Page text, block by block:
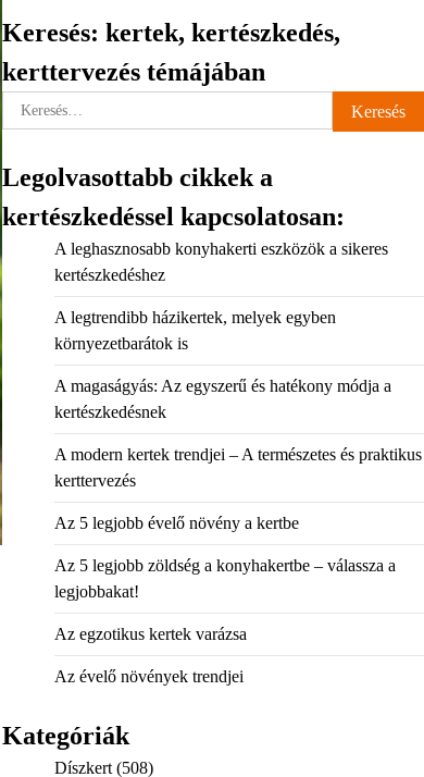
Keresés: kertek, kertészkedés,
kerttervezés témájában
Keresés:
Legolvasottabb cikkek a
kertészkedéssel kapcsolatosan:
A leghasznosabb konyhakerti eszközök a sikeres
kertészkedéshez
A legtrendibb házikertek, melyek egyben
környezetbarátok is
A magaságyás: Az egyszerű és hatékony módja a
kertészkedésnek
A modern kertek trendjei – A természetes és praktikus
kerttervezés
Az 5 legjobb évelő növény a kertbe
Az 5 legjobb zöldség a konyhakertbe – válassza a
legjobbakat!
Az egzotikus kertek varázsa
Az évelő növények trendjei
Kategóriák
Díszkert(508)